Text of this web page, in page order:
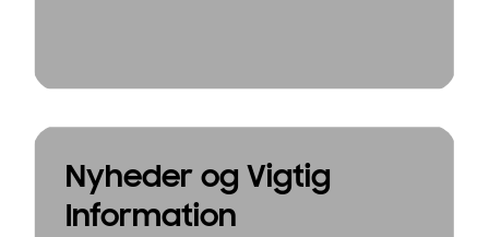
Nyheder og Vigtig
Information